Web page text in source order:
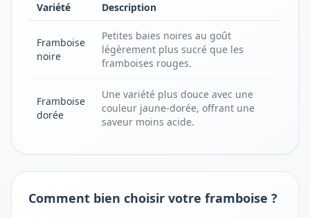
Variété Description
Framboise
noire
Petites baies noires au goût
légèrement plus sucré que les
framboises rouges.
Framboise
dorée
Une variété plus douce avec une
couleur jaune-dorée, offrant une
saveur moins acide.
Comment bien choisir votre framboise ?